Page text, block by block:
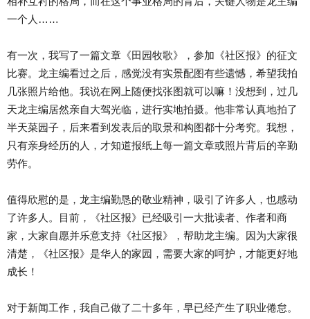
一个人……
有一次，我写了一篇文章《田园牧歌》，参加《社区报》的征文
比赛。龙主编看过之后，感觉没有实景配图有些遗憾，希望我拍
几张照片给他。我说在网上随便找张图就可以嘛！没想到，过几
天龙主编居然亲自大驾光临，进行实地拍摄。他非常认真地拍了
半天菜园子，后来看到发表后的取景和构图都十分考究。我想，
只有亲身经历的人，才知道报纸上每一篇文章或照片背后的辛勤
劳作。
值得欣慰的是，龙主编勤恳的敬业精神，吸引了许多人，也感动
了许多人。目前，《社区报》已经吸引一大批读者、作者和商
家，大家自愿并乐意支持《社区报》，帮助龙主编。因为大家很
清楚，《社区报》是华人的家园，需要大家的呵护，才能更好地
成长！
对于新闻工作，我自己做了二十多年，早已经产生了职业倦怠。